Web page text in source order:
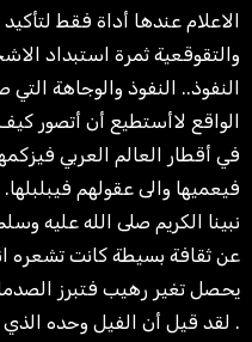
الاعلام عندها أداة فقط
والتقوقعية ثمرة استبداد
النفوذ.. النفوذ والوجاهة
الواقع لاأستطيع أن أتصور
في أقطار العالم العربي
فيعميها والى عقولهم
نبينا الكريم صلى الله عليه
عن ثقافة بسيطة كانت تشعره
يحصل تغير رهيب فتبرز
. لقد قيل أن الفيل وحده